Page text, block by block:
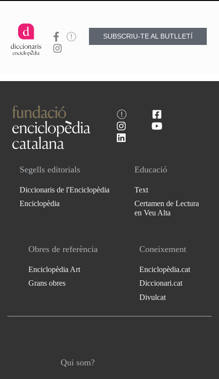
SUBSCRIU-TE AL BUTLLETÍ
Segells editorials
Diccionaris de l'Enciclopèdia
Enciclopèdia
Educació
Text
Certamen de Lectura
en Veu Alta
Obres de referència
Enciclopèdia Art
Grans obres
Coneixement
Enciclopèdia.cat
Diccionari.cat
Divulcat
Qui som?